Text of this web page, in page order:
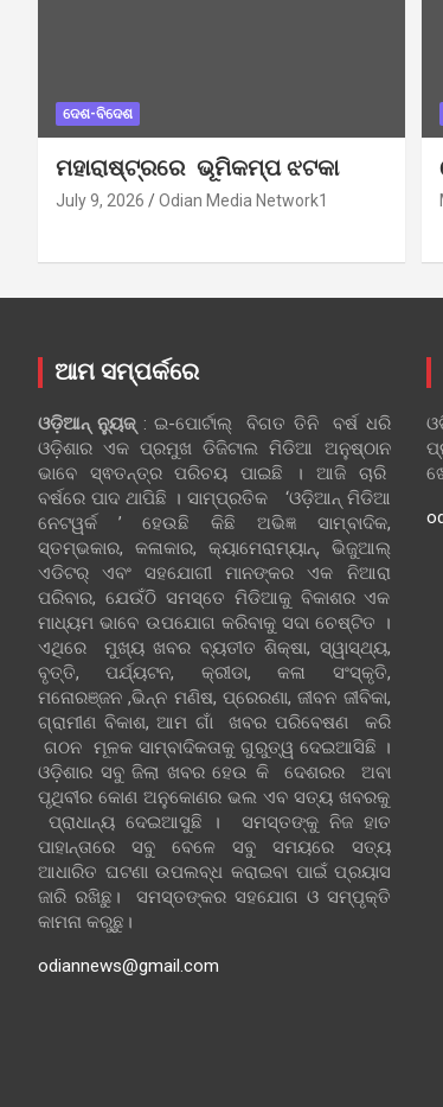
ଦେଶ-ବିଦେଶ
ମହାରାଷ୍ଟ୍ରରେ ଭୂମିକମ୍ପ ଝଟକା
July 9, 2026 Odian Media Network1
ଆମ ସମ୍ପର୍କରେ
ଓଡ଼ିଆନ୍‍ ନ୍ୟୁଜ୍‍: ଇ-ପୋର୍ଟାଲ୍ ବିଗତ ତିନି ବର୍ଷ ଧରି
ଓଡ଼ିଶାର ଏକ ପ୍ରମୁଖ ଡିଜିଟାଲ ମିଡିଆ ଅନୁଷ୍ଠାନ
ଭାବେ ସ୍ଵତନ୍ତ୍ର ପରିଚୟ ପାଇଛି । ଆଜି ଚାରି
ବର୍ଷରେ ପାଦ ଥାପିଛି । ସାମ୍ପ୍ରତିକ ‘ଓଡ଼ିଆନ୍‍ ମିଡିଆ
ନେଟୱର୍କ ’ ହେଉଛି କିଛି ଅଭିଜ୍ଞ ସାମ୍ବାଦିକ,
ସ୍ତମ୍ଭକାର, କଳାକାର, କ୍ୟାମେରାମ୍ୟାନ୍, ଭିଜୁଆଲ୍
ଏଡିଟର୍ ଏବଂ ସହଯୋଗୀ ମାନଙ୍କର ଏକ ନିଆରା
ପରିବାର, ଯେଉଁଠି ସମସ୍ତେ ମିଡିଆକୁ ବିକାଶର ଏକ
ମାଧ୍ୟମ ଭାବେ ଉପଯୋଗ କରିବାକୁ ସଦା ଚେଷ୍ଟିତ ।
ଏଥିରେ ମୁଖ୍ୟ ଖବର ବ୍ୟତୀତ ଶିକ୍ଷା, ସ୍ୱାସ୍ଥ୍ୟ,
ବୃତ୍ତି, ପର୍ଯ୍ୟଟନ, କ୍ରୀଡା, କଳା ସଂସ୍କୃତି,
ମନୋରଞ୍ଜନ ,ଭିନ୍ନ ମଣିଷ, ପ୍ରେରଣା, ଜୀବନ ଜୀବିକା,
ଗ୍ରାମୀଣ ବିକାଶ, ଆମ ଗାଁ ଖବର ପରିବେଷଣ କରି
ଗଠନ ମୂଳକ ସାମ୍ବାଦିକତାକୁ ଗୁରୁତ୍ୱ ଦେଇଆସିଛି ।
ଓଡ଼ିଶାର ସବୁ ଜିଲା ଖବର ହେଉ କି ଦେଶରର ଅବା
ପୃଥିବୀର କୋଣ ଅନୁକୋଣର ଭଲ ଏବ ସତ୍ୟ ଖବରକୁ
ପ୍ରାଧାନ୍ୟ ଦେଇଆସୁଛି । ସମସ୍ତଙ୍କୁ ନିଜ ହାତ
ପାହାନ୍ତାରେ ସବୁ ବେଳେ ସବୁ ସମୟରେ ସତ୍ୟ
ଆଧାରିତ ଘଟଣା ଉପଲବ୍ଧ କରାଇବା ପାଇଁ ପ୍ରୟାସ
ଜାରି ରଖିଛୁ। ସମସ୍ତଙ୍କର ସହଯୋଗ ଓ ସମ୍ପୃକ୍ତି
କାମନା କରୁଛୁ।
odiannews@gmail.com